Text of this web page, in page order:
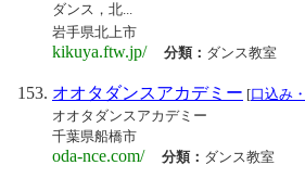
ダンス，北...
岩手県北上市
kikuya.ftw.jp/ 分類： ダンス教室
オオタダンスアカデミー [口込み
オオタダンスアカデミー
千葉県船橋市
oda-nce.com/ 分類： ダンス教室